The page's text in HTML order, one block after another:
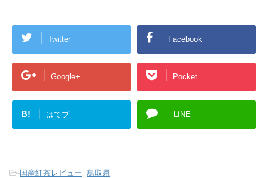
Twitter Facebook
Google+ Pocket
B! はてブ LINE
-国産紅茶レビュー 鳥取県